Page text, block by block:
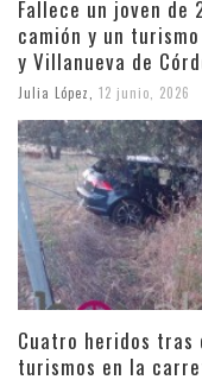
Fallece un joven de
camión y un
y Villanueva de
Julia López 12 junio, 2026
Cuatro heridos
turismos en la